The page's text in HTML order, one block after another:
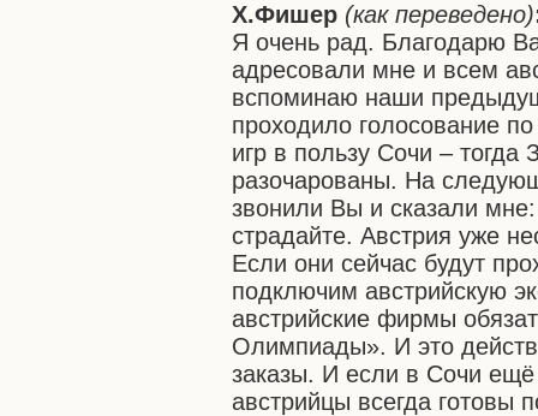
Х.Фишер (как переведено)
Я очень рад. Благодарю
адресовали мне и всем
вспоминаю наши
проходило голосование
игр в пользу Сочи –
разочарованы. На
звонили Вы и сказали
страдайте. Австрия уже
Если они сейчас будут
подключим австрийскую
австрийские фирмы
Олимпиады». И это
заказы. И если в Сочи ещё
австрийцы всегда готовы